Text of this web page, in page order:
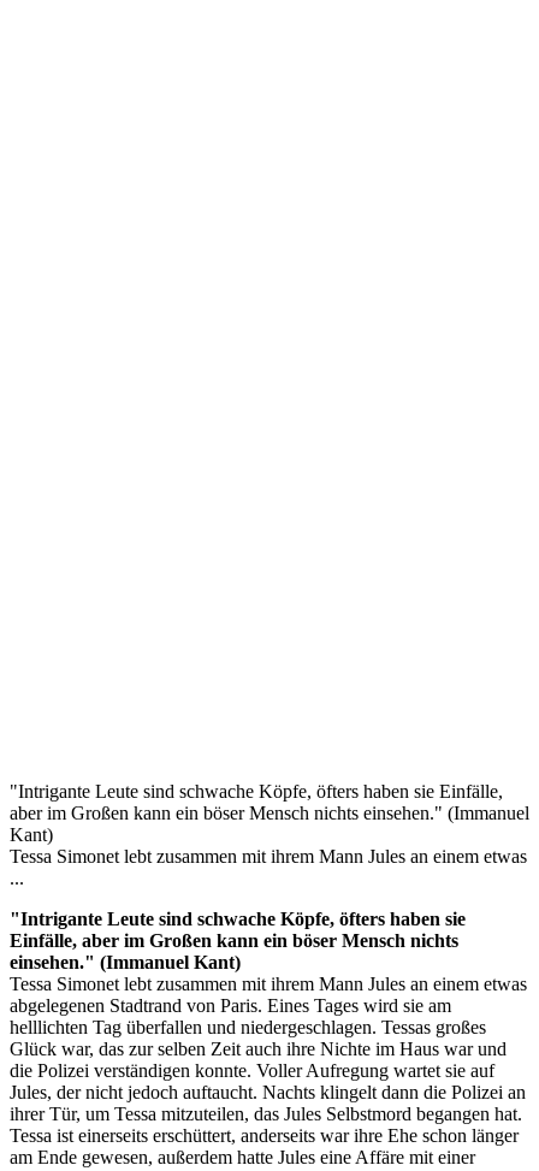
"Intrigante Leute sind schwache Köpfe, öfters haben sie Einfälle,
aber im Großen kann ein böser Mensch nichts einsehen." (Immanuel
Kant)
Tessa Simonet lebt zusammen mit ihrem Mann Jules an einem etwas
...
"Intrigante Leute sind schwache Köpfe, öfters haben sie
Einfälle, aber im Großen kann ein böser Mensch nichts
einsehen." (Immanuel Kant)
Tessa Simonet lebt zusammen mit ihrem Mann Jules an einem etwas
abgelegenen Stadtrand von Paris. Eines Tages wird sie am
helllichten Tag überfallen und niedergeschlagen. Tessas großes
Glück war, das zur selben Zeit auch ihre Nichte im Haus war und
die Polizei verständigen konnte. Voller Aufregung wartet sie auf
Jules, der nicht jedoch auftaucht. Nachts klingelt dann die Polizei an
ihrer Tür, um Tessa mitzuteilen, das Jules Selbstmord begangen hat.
Tessa ist einerseits erschüttert, anderseits war ihre Ehe schon länger
am Ende gewesen, außerdem hatte Jules eine Affäre mit einer